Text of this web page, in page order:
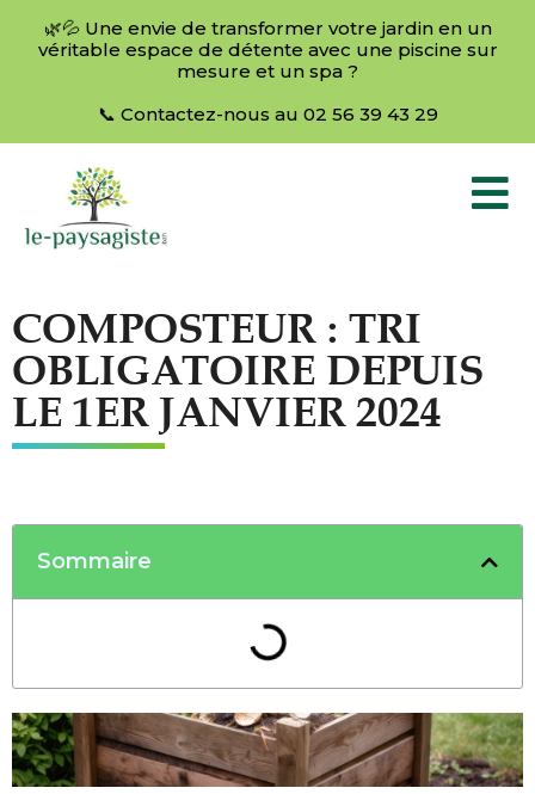
🌿💦 Une envie de transformer votre jardin en un
véritable espace de détente avec une piscine sur
mesure et un spa ?
📞 Contactez-nous au 02 56 39 43 29
COMPOSTEUR : TRI
OBLIGATOIRE DEPUIS
LE 1ER JANVIER 2024
Sommaire